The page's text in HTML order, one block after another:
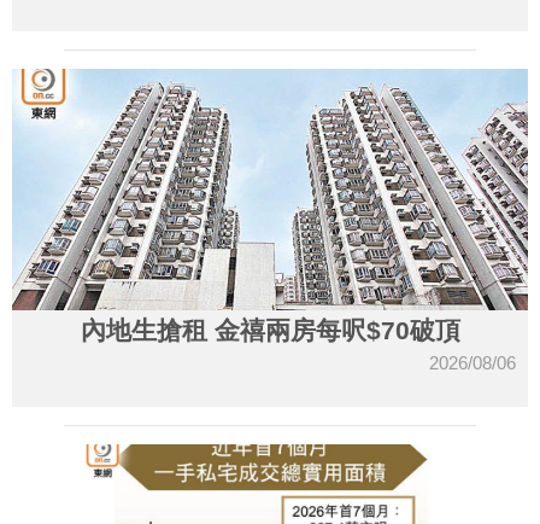
內地生搶租 金禧兩房每呎$70破頂
2026/08/06